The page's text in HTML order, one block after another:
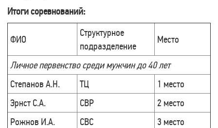
Итоги соревнований:
ФИО
Структурное
подразделение
Место
Личное первенство среди мужчин до 40 лет
Степанов А.Н.
ТЦ
1 место
Эрнст С.А.
СВР
2 место
Рожнов И.А.
СВС
3 место